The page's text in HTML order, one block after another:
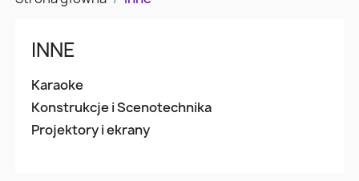
INNE
Karaoke
Konstrukcje i Scenotechnika
Projektory i ekrany